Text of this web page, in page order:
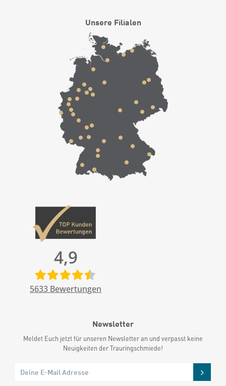
Unsere Filialen
4,9
5633 Bewertungen
Newsletter
Meldet Euch jetzt für unseren Newsletter an und verpasst keine
Neuigkeiten der Trauringschmiede!